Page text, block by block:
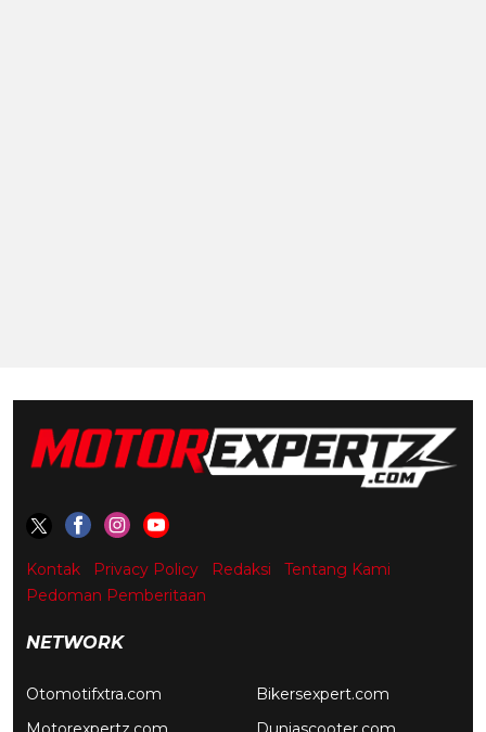
Kontak Privacy Policy Redaksi
Tentang Kami
Pedoman Pemberitaan
NETWORK
Otomotifxtra.com
Bikersexpert.com